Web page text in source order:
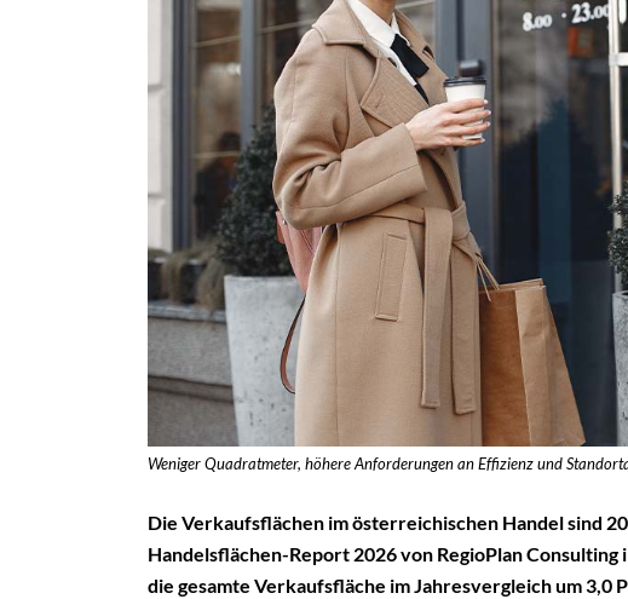
Weniger Quadratmeter, höhere Anforderungen an Effizienz und
Die Verkaufsflächen im österreichischen Handel sind
Handelsflächen-Report 2026 von RegioPlan
die gesamte Verkaufsfläche im Jahresvergleich um 3,0